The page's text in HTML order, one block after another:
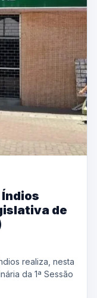
de
realiza, nesta
da 1ª Sessão